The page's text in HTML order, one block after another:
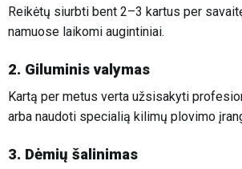
Reikėtų siurbti bent 2–3 kartus per
namuose laikomi augintiniai.
2. Giluminis valymas
Kartą per metus verta užsisakyti
arba naudoti specialią kilimų plovimo
3. Dėmių šalinimas